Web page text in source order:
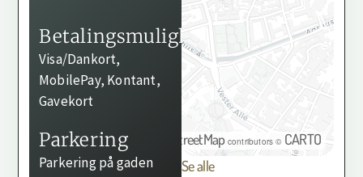
Betalingsmuligheder
Visa/Dankort,
MobilePay, Kontant,
Gavekort
Parkering
Parkering på gaden
OpenStreetMapcontributors © CARTO
Se alle